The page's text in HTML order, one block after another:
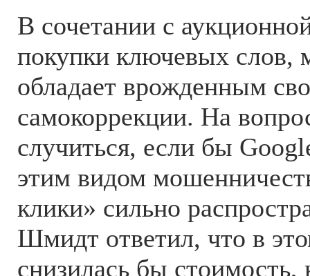
В сочетании с
покупки ключевых слов,
обладает врожденным
самокоррекции. На
случиться, если бы
этим видом
клики» сильно
Шмидт ответил, что в
снизилась бы стоимость,